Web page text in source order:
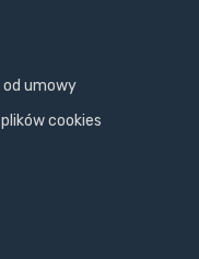
umowy
cookies